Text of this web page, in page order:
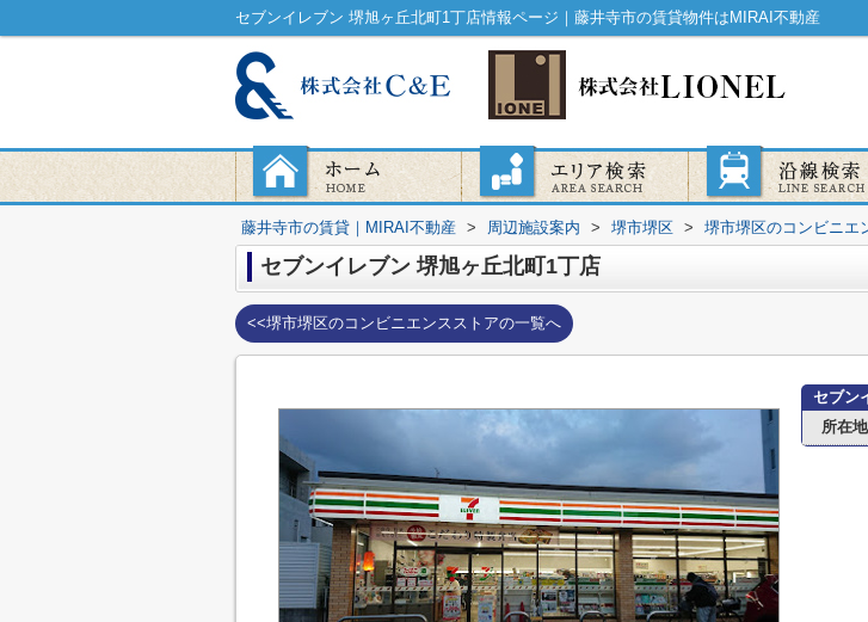
セブンイレブン 堺旭ヶ丘北町1丁店情報ページ｜藤井寺市の賃貸物件はMIRAI不動産
藤井寺市の賃貸｜MIRAI不動産 > 周辺施設案内 > 堺市堺区 > 堺市堺区のコンビニエ
セブンイレブン 堺旭ヶ丘北町1丁店
<<堺市堺区のコンビニエンスストアの一覧へ
セブン
所在地